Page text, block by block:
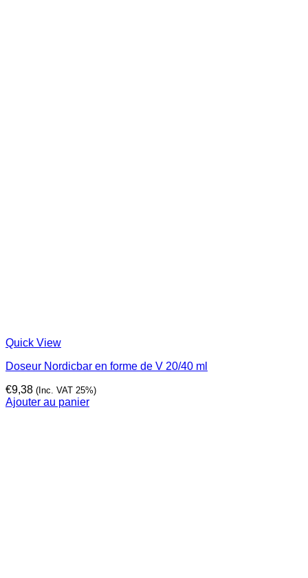
Quick View
Doseur Nordicbar en forme de V 20/40 ml
€9,38 (Inc. VAT 25%)
Ajouter au panier